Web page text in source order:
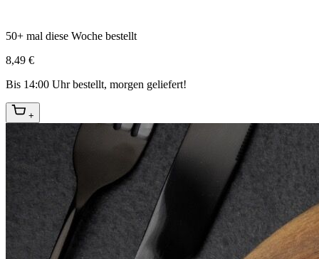
50+ mal diese Woche bestellt
8,49 €
Bis 14:00 Uhr bestellt, morgen geliefert!
+